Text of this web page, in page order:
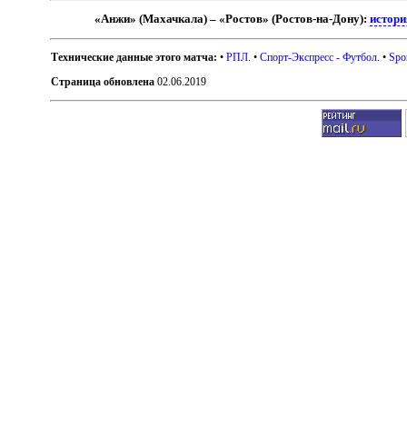
«Анжи» (Махачкала) – «Ростов» (Ростов-на-Дону):
Технические данные этого матча: •РПЛ . •Спорт-Экспресс - Футбол . •
Страница обновлена 02.06.2019